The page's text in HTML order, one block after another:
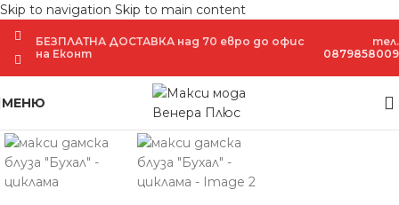
Skip to navigation Skip to main content
БЕЗПЛАТНА ДОСТАВКА над 70 евро до офис
на Еконт
тел.
0879858009
МЕНЮ